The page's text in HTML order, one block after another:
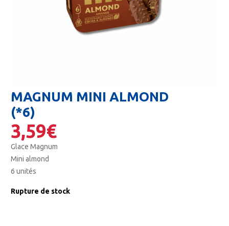
MAGNUM MINI ALMOND
(*6)
3,59€
Glace Magnum
Mini almond
6 unités
Rupture de stock